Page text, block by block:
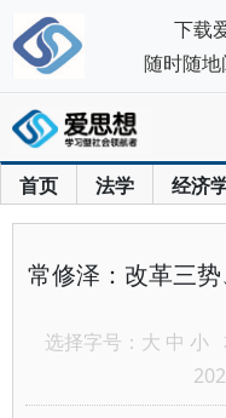
首页 法学 经济
常修泽：改革三
选择字号： 大 中 小
下载
随时随